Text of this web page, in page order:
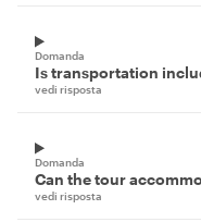
Domanda
Is transportation
vedi risposta
Domanda
Can the tour
vedi risposta